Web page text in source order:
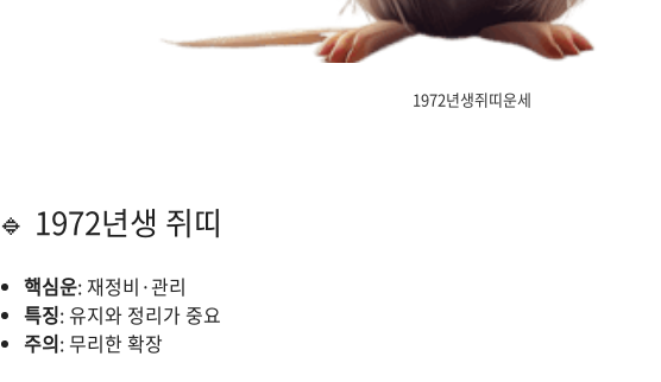
1972년생쥐띠운세
🔹 1972년생 쥐띠
핵심운: 재정비·관리
특징: 유지와 정리가 중요
주의: 무리한 확장